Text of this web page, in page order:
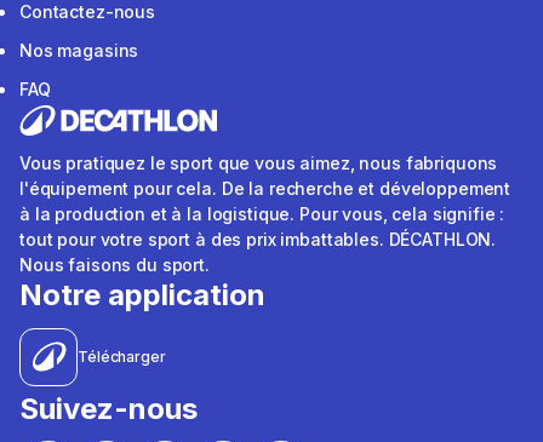
Contactez-nous
Nos magasins
FAQ
Vous pratiquez le sport que vous aimez, nous fabriquons
l'équipement pour cela. De la recherche et développement
à la production et à la logistique. Pour vous, cela signifie :
tout pour votre sport à des prix imbattables. DÉCATHLON.
Nous faisons du sport.
Notre application
Télécharger
Suivez-nous